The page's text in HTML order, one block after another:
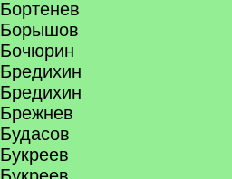
Бортенев
Борышов
Бочюрин
Бредихин
Бредихин
Брежнев
Будасов
Букреев